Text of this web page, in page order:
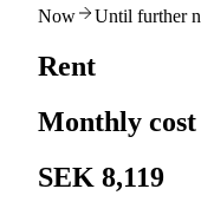
Now Until further
Rent
Monthly cost
SEK 8,119